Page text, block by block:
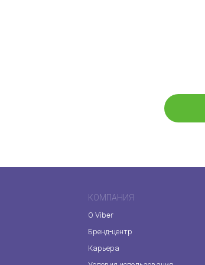
КОМПАНИЯ
О Viber
Бренд-центр
Карьера